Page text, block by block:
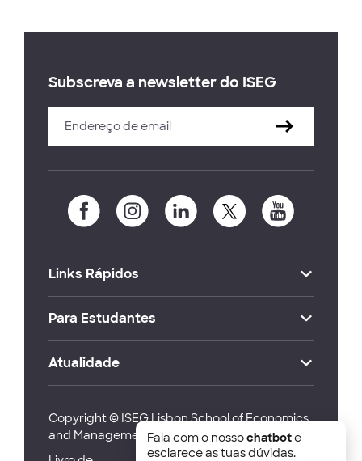
Subscreva a newsletter do ISEG
Links Rápidos
Para Estudantes
Atualidade
Copyright © ISEG Lisbon School of Economics
and Management 2026Fala com o nossochatbote
esclarece as tuas dúvidas.